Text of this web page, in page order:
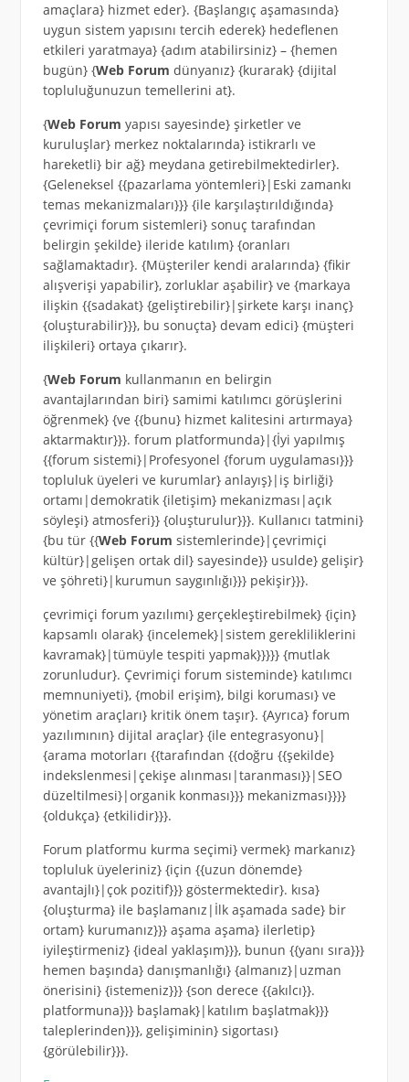
amaçlara} hizmet eder}. {Başlangıç aşamasında}
uygun sistem yapısını tercih ederek} hedeflenen
etkileri yaratmaya} {adım atabilirsiniz} – {hemen
bugün} {Web Forum dünyanız} {kurarak} {dijital
topluluğunuzun temellerini at}.
{Web Forum yapısı sayesinde} şirketler ve
kuruluşlar} merkez noktalarında} istikrarlı ve
hareketli} bir ağ} meydana getirebilmektedirler}.
{Geleneksel {{pazarlama yöntemleri}|Eski zamankı
temas mekanizmaları}}} {ile karşılaştırıldığında}
çevrimiçi forum sistemleri} sonuç tarafından
belirgin şekilde} ileride katılım} {oranları
sağlamaktadır}. {Müşteriler kendi aralarında} {fikir
alışverişi yapabilir}, zorluklar aşabilir} ve {markaya
ilişkin {{sadakat} {geliştirebilir}|şirkete karşı inanç}
{oluşturabilir}}}, bu sonuçta} devam edici} {müşteri
ilişkileri} ortaya çıkarır}.
{Web Forum kullanmanın en belirgin
avantajlarından biri} samimi katılımcı görüşlerini
öğrenmek} {ve {{bunu} hizmet kalitesini artırmaya}
aktarmaktır}}}. forum platformunda}|{İyi yapılmış
{{forum sistemi}|Profesyonel {forum uygulaması}}}
topluluk üyeleri ve kurumlar} anlayış}|iş birliği}
ortamı|demokratik {iletişim} mekanizması|açık
söyleşi} atmosferi}} {oluşturulur}}}. Kullanıcı tatmini}
{bu tür {{Web Forum sistemlerinde}|çevrimiçi
kültür}|gelişen ortak dil} sayesinde}} usulde} gelişir}
ve şöhreti}|kurumun saygınlığı}}} pekişir}}}.
çevrimiçi forum yazılımı} gerçekleştirebilmek} {için}
kapsamlı olarak} {incelemek}|sistem gerekliliklerini
kavramak}|tümüyle tespiti yapmak}}}}} {mutlak
zorunludur}. Çevrimiçi forum sisteminde} katılımcı
memnuniyeti}, {mobil erişim}, bilgi koruması} ve
yönetim araçları} kritik önem taşır}. {Ayrıca} forum
yazılımının} dijital araçlar} {ile entegrasyonu}|
{arama motorları {{tarafından {{doğru {{şekilde}
indekslenmesi|çekişe alınması|taranması}}|SEO
düzeltilmesi}|organik konması}}} mekanizması}}}}
{oldukça} {etkilidir}}}.
Forum platformu kurma seçimi} vermek} markanız}
topluluk üyeleriniz} {için {{uzun dönemde}
avantajlı}|çok pozitif}}} göstermektedir}. kısa}
{oluşturma} ile başlamanız|İlk aşamada sade} bir
ortam} kurumanız}}} aşama aşama} ilerletip}
iyileştirmeniz} {ideal yaklaşım}}}, bunun {{yanı sıra}}}
hemen başında} danışmanlığı} {almanız}|uzman
önerisini} {istemeniz}}} {son derece {{akılcı}}.
platformuna}}} başlamak}|katılım başlatmak}}}
taleplerinden}}}, gelişiminin} sigortası}
{görülebilir}}}.